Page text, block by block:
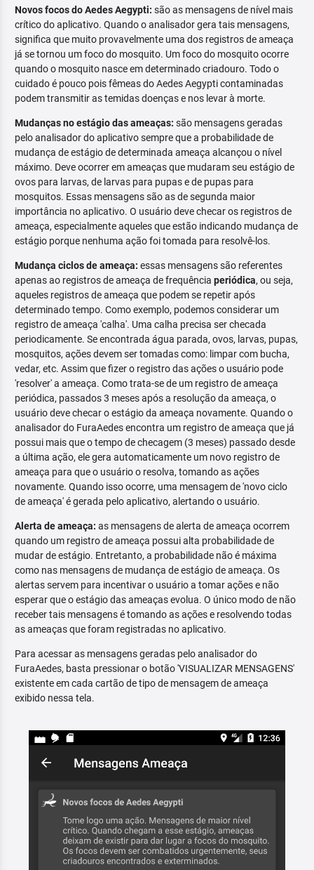
Novos focos do Aedes Aegypti: são as mensagens de nível mais
crítico do aplicativo. Quando o analisador gera tais mensagens,
significa que muito provavelmente uma dos registros de ameaça
já se tornou um foco do mosquito. Um foco do mosquito ocorre
quando o mosquito nasce em determinado criadouro. Todo o
cuidado é pouco pois fêmeas do Aedes Aegypti contaminadas
podem transmitir as temidas doenças e nos levar à morte.
Mudanças no estágio das ameaças: são mensagens geradas
pelo analisador do aplicativo sempre que a probabilidade de
mudança de estágio de determinada ameaça alcançou o nível
máximo. Deve ocorrer em ameaças que mudaram seu estágio de
ovos para larvas, de larvas para pupas e de pupas para
mosquitos. Essas mensagens são as de segunda maior
importância no aplicativo. O usuário deve checar os registros de
ameaça, especialmente aqueles que estão indicando mudança de
estágio porque nenhuma ação foi tomada para resolvê-los.
Mudança ciclos de ameaça: essas mensagens são referentes
apenas ao registros de ameaça de frequência periódica, ou seja,
aqueles registros de ameaça que podem se repetir após
determinado tempo. Como exemplo, podemos considerar um
registro de ameaça 'calha'. Uma calha precisa ser checada
periodicamente. Se encontrada água parada, ovos, larvas, pupas,
mosquitos, ações devem ser tomadas como: limpar com bucha,
vedar, etc. Assim que fizer o registro das ações o usuário pode
'resolver' a ameaça. Como trata-se de um registro de ameaça
periódica, passados 3 meses após a resolução da ameaça, o
usuário deve checar o estágio da ameaça novamente. Quando o
analisador do FuraAedes encontra um registro de ameaça que já
possui mais que o tempo de checagem (3 meses) passado desde
a última ação, ele gera automaticamente um novo registro de
ameaça para que o usuário o resolva, tomando as ações
novamente. Quando isso ocorre, uma mensagem de 'novo ciclo
de ameaça' é gerada pelo aplicativo, alertando o usuário.
Alerta de ameaça: as mensagens de alerta de ameaça ocorrem
quando um registro de ameaça possui alta probabilidade de
mudar de estágio. Entretanto, a probabilidade não é máxima
como nas mensagens de mudança de estágio de ameaça. Os
alertas servem para incentivar o usuário a tomar ações e não
esperar que o estágio das ameaças evolua. O único modo de não
receber tais mensagens é tomando as ações e resolvendo todas
as ameaças que foram registradas no aplicativo.
Para acessar as mensagens geradas pelo analisador do
FuraAedes, basta pressionar o botão 'VISUALIZAR MENSAGENS'
existente em cada cartão de tipo de mensagem de ameaça
exibido nessa tela.